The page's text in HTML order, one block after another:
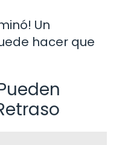
Un
hacer que